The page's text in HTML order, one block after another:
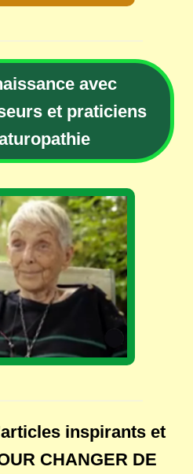
avec
et praticiens
inspirants et
CHANGER DE